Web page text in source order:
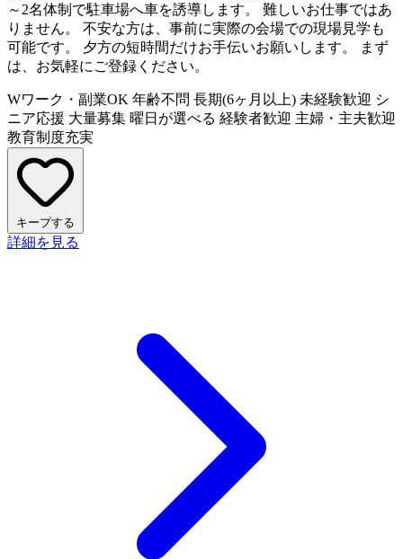
～2名体制で駐車場へ車を誘導します。 難しいお仕事ではあ
りません。 不安な方は、事前に実際の会場での現場見学も
可能です。 夕方の短時間だけお手伝いお願いします。 まず
は、お気軽にご登録ください。
Wワーク・副業OK 年齢不問 長期(6ヶ月以上) 未経験歓迎 シ
ニア応援 大量募集 曜日が選べる 経験者歓迎 主婦・主夫歓迎
教育制度充実
キープする
詳細を見る